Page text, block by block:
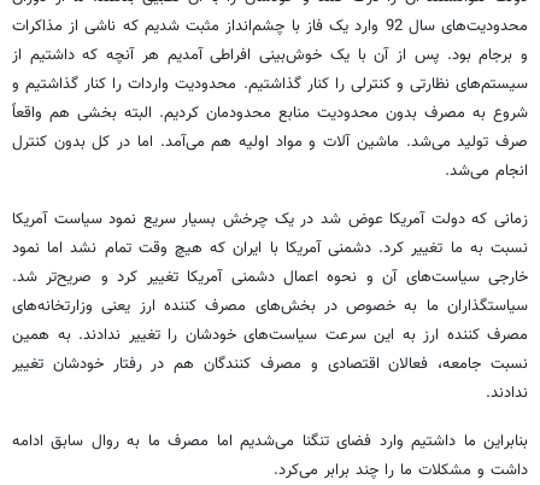
محدودیت‌های سال 92 وارد یک فاز با چشم‌انداز مثبت شدیم که ناشی از مذاکرات
و برجام بود. پس از آن با یک خوش‌بینی افراطی آمدیم هر آنچه که داشتیم از
سیستم‌های نظارتی و کنترلی را کنار گذاشتیم. محدودیت واردات را کنار گذاشتیم و
شروع به مصرف بدون محدودیت منابع محدودمان کردیم. البته بخشی هم واقعاً
صرف تولید می‌شد. ماشین آلات و مواد اولیه هم می‌آمد. اما در کل بدون کنترل
انجام می‌شد.
زمانی که دولت آمریکا عوض شد در یک چرخش بسیار سریع نمود سیاست آمریکا
نسبت به ما تغییر کرد. دشمنی آمریکا با ایران که هیچ وقت تمام نشد اما نمود
خارجی سیاست‌های آن و نحوه اعمال دشمنی آمریکا تغییر کرد و صریح‌تر شد.
سیاستگذاران ما به خصوص در بخش‌های مصرف کننده ارز یعنی وزارتخانه‌های
مصرف کننده ارز به این سرعت سیاست‌های خودشان را تغییر ندادند. به همین
نسبت جامعه، فعالان اقتصادی و مصرف کنندگان هم در رفتار خودشان تغییر
ندادند.
بنابراین ما داشتیم وارد فضای تنگنا می‌شدیم اما مصرف ما به روال سابق ادامه
داشت و مشکلات ما را چند برابر می‌کرد.